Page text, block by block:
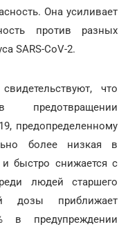
Она усиливает
против разных
SARS-CoV-2.
что
предопределенному
более низкая в
быстро снижается с
людей старшего
дозы приближает
в предупреждении